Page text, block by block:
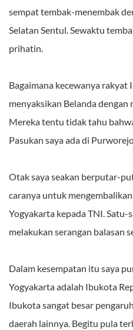
sempat tembak-menembak
Selatan Sentul. Sewaktu
prihatin.
Bagaimana kecewanya rakyat
menyaksikan Belanda dengan
Mereka tentu tidak tahu
Pasukan saya ada di
Otak saya seakan berputar-
caranya untuk
Yogyakarta kepada TNI. Satu-
melakukan serangan balasan
Dalam kesempatan itu saya
Yogyakarta adalah Ibukota
Ibukota sangat besar
daerah lainnya. Begitu pula